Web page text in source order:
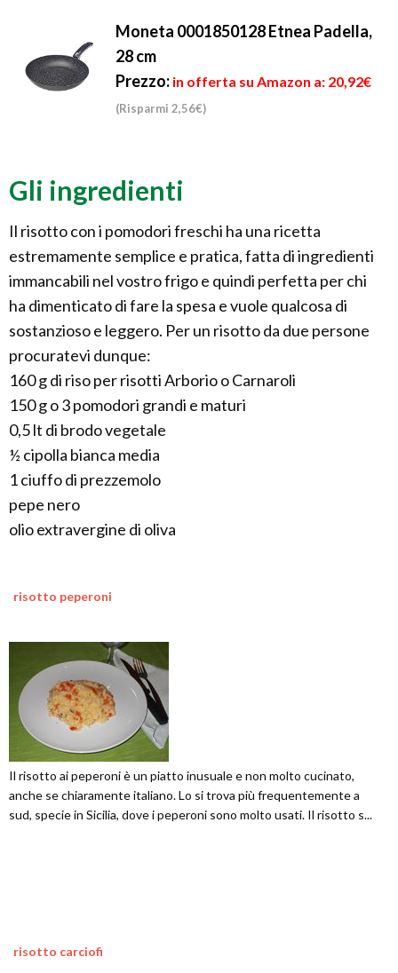
Moneta 0001850128 Etnea Padella,
28 cm
Prezzo: in offerta su Amazon a: 20,92€
(Risparmi 2,56€)
Gli ingredienti
Il risotto con i pomodori freschi ha una ricetta
estremamente semplice e pratica, fatta di ingredienti
immancabili nel vostro frigo e quindi perfetta per chi
ha dimenticato di fare la spesa e vuole qualcosa di
sostanzioso e leggero. Per un risotto da due persone
procuratevi dunque:
160 g di riso per risotti Arborio o Carnaroli
150 g o 3 pomodori grandi e maturi
0,5 lt di brodo vegetale
½ cipolla bianca media
1 ciuffo di prezzemolo
pepe nero
olio extravergine di oliva
risotto peperoni
Il risotto ai peperoni è un piatto inusuale e non molto cucinato,
anche se chiaramente italiano. Lo si trova più frequentemente a
sud, specie in Sicilia, dove i peperoni sono molto usati. Il risotto s...
risotto carciofi